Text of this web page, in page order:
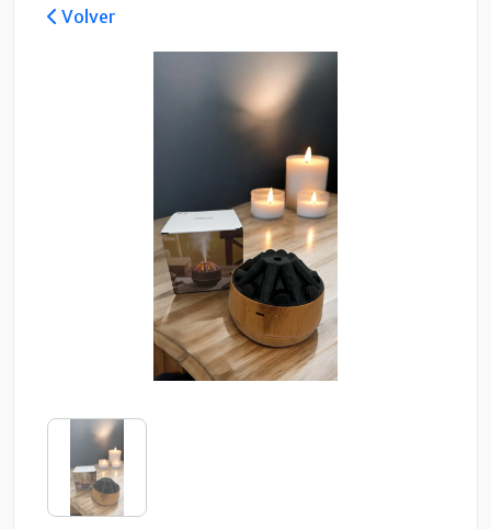
Volver